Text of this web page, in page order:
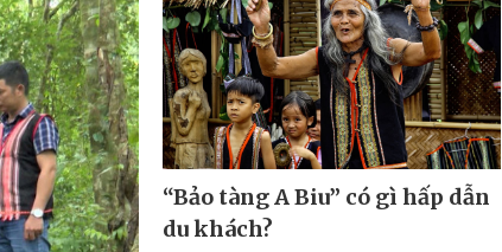
“Bảo tàng A Biu” có gì hấp dẫn
du khách?